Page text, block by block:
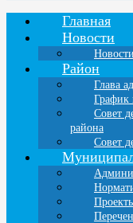
Главная
Новости
Район
Глава
График
Совет
района
Совет